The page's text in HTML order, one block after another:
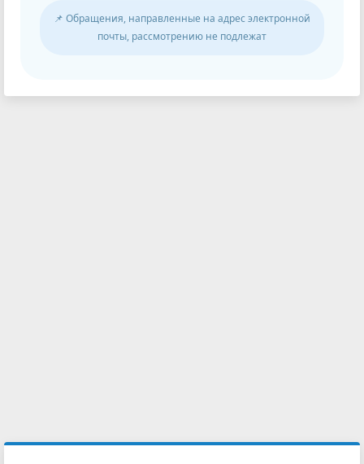
📌 Обращения, направленные на адрес электронной
почты, рассмотрению не подлежат